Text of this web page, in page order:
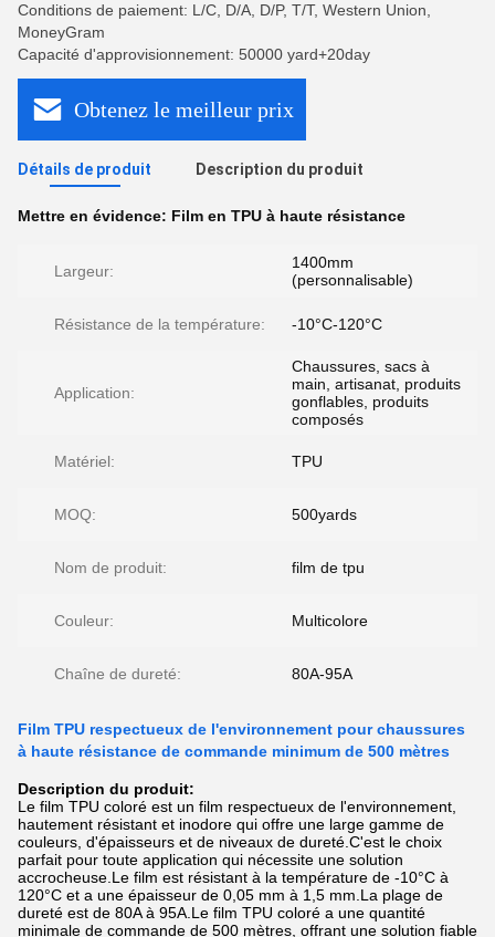
Conditions de paiement: L/C, D/A, D/P, T/T, Western Union,
MoneyGram
Capacité d'approvisionnement: 50000 yard+20day
Obtenez le meilleur prix
Détails de produit Description du produit
Mettre en évidence: Film en TPU à haute résistance
Largeur:
1400mm
(personnalisable)
Résistance de la température: -10°C-120°C
Application:
Chaussures, sacs à
main, artisanat, produits
gonflables, produits
composés
Matériel: TPU
MOQ: 500yards
Nom de produit: film de tpu
Couleur: Multicolore
Chaîne de dureté: 80A-95A
Film TPU respectueux de l'environnement pour chaussures
à haute résistance de commande minimum de 500 mètres
Description du produit:
Le film TPU coloré est un film respectueux de l'environnement,
hautement résistant et inodore qui offre une large gamme de
couleurs, d'épaisseurs et de niveaux de dureté.C'est le choix
parfait pour toute application qui nécessite une solution
accrocheuse.Le film est résistant à la température de -10°C à
120°C et a une épaisseur de 0,05 mm à 1,5 mm.La plage de
dureté est de 80A à 95A.Le film TPU coloré a une quantité
minimale de commande de 500 mètres, offrant une solution fiable